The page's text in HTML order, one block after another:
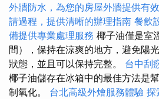
外牆防水，為您的房屋外牆提供有
請過程，提供清晰的辦理指南 餐飲
備提供專業處理服務 椰子油僅是室
間），保持在涼爽的地方，避免陽
狀態，並且可以保持完整。 台中刮
椰子油儲存在冰箱中的最佳方法是
制氧化。 台北高級外燴服務體驗 探